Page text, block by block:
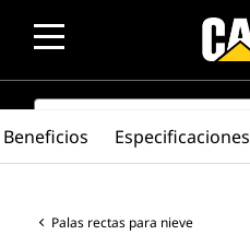
SEARCH
Palas rectas para nieve
Beneficios Especificaciones